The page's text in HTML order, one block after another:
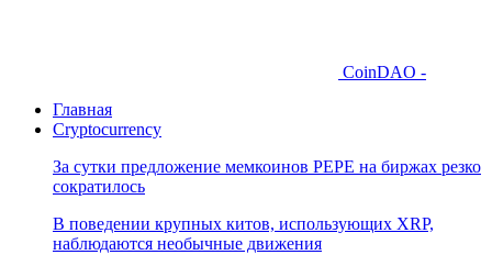
CoinDAO -
Главная
Cryptocurrency
За сутки предложение мемкоинов PEPE на биржах резко
сократилось
В поведении крупных китов, использующих XRP,
наблюдаются необычные движения